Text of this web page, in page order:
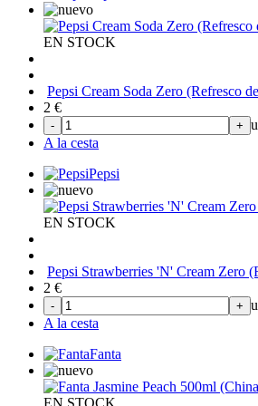
EN STOCK
Pepsi Cream Soda Zero (Refresco
2 €
- +
A la cesta
Pepsi
EN STOCK
Pepsi Strawberries 'N' Cream Zero
2 €
- +
A la cesta
Fanta